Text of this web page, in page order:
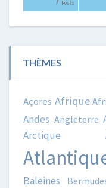
Posts
THÈMES
Açores Afrique
Andes Angleterre
Arctique
Baleines